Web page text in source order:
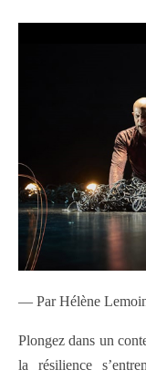
— Par Hélène
Plongez dans un
la résilience